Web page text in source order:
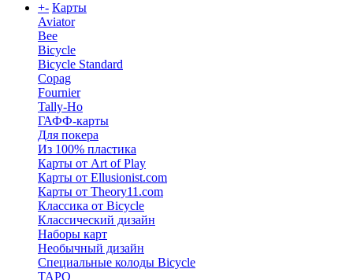
+- Карты
Aviator
Bee
Bicycle
Bicycle Standard
Copag
Fournier
Tally-Ho
ГАФФ-карты
Для покера
Из 100% пластика
Карты от Art of Play
Карты от Ellusionist.com
Карты от Theory11.com
Классика от Bicycle
Классический дизайн
Наборы карт
Необычный дизайн
Специальные колоды Bicycle
ТАРО